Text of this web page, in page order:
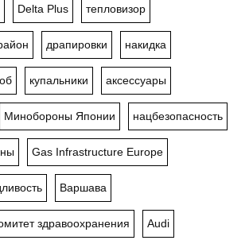
Delta Plus тепловизор
драпировки накидка
купальники аксессуары
Минобороны Японии нацбезопасность
Gas Infrastructure Europe
Варшава
здравоохранения Audi